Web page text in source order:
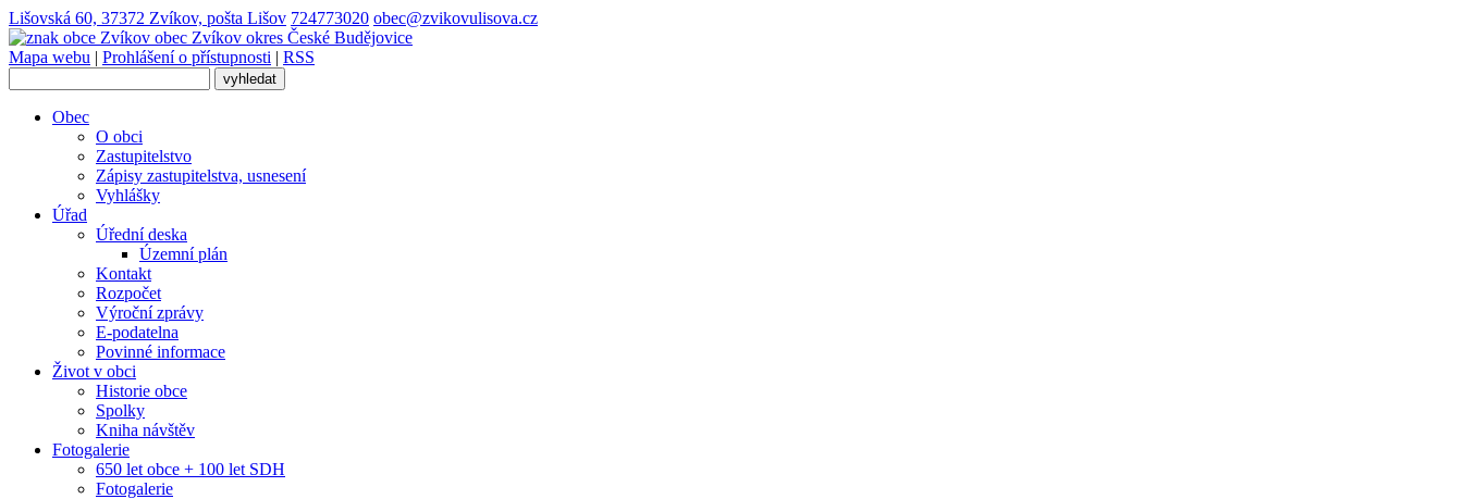
Lišovská 60, 37372 Zvíkov, pošta Lišov 724773020 obec@zvikovulisova.cz
obec Zvíkov okres České Budějovice
Mapa webu | Prohlášení o přístupnosti | RSS
Obec
O obci
Zastupitelstvo
Zápisy zastupitelstva, usnesení
Vyhlášky
Úřad
Úřední deska
Územní plán
Kontakt
Rozpočet
Výroční zprávy
E-podatelna
Povinné informace
Život v obci
Historie obce
Spolky
Kniha návštěv
Fotogalerie
650 let obce + 100 let SDH
Fotogalerie